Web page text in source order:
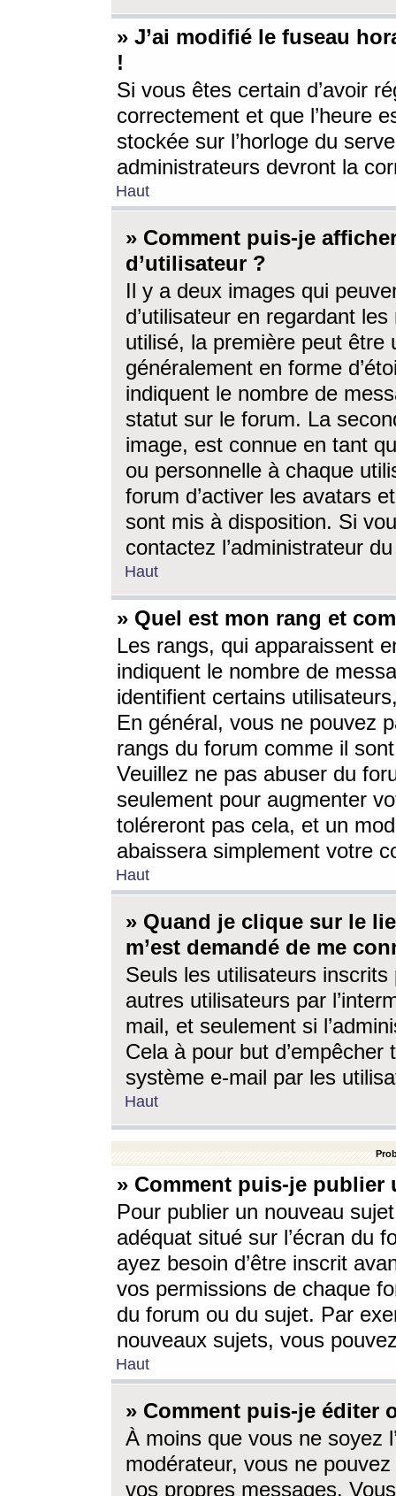
» J’ai modifié le fuseau
!
Si vous êtes certain d’avoir
correctement et que l’heure
stockée sur l’horloge du
administrateurs devront la
Haut
» Comment puis-je
d’utilisateur ?
Il y a deux images qui
d’utilisateur en regardant
utilisé, la première peut être
généralement en forme
indiquent le nombre de
statut sur le forum. La
image, est connue en tant
ou personnelle à chaque
forum d’activer les avatars
sont mis à disposition. Si
contactez l’administrateur
Haut
» Quel est mon rang et
Les rangs, qui apparaissent
indiquent le nombre de
identifient certains
En général, vous ne pouvez
rangs du forum comme il
Veuillez ne pas abuser du
seulement pour augmenter
toléreront pas cela, et un
abaissera simplement votre
Haut
» Quand je clique sur le
m’est demandé de me
Seuls les utilisateurs
autres utilisateurs par
mail, et seulement si
Cela à pour but
système e-mail par les
Haut
» Comment puis-je
Pour publier un nouveau
adéquat situé sur l’écran du
ayez besoin d’être inscrit
vos permissions de chaque
du forum ou du sujet. Par
nouveaux sujets, vous
Haut
» Comment puis-je éditer
À moins que vous ne soyez
modérateur, vous ne
vos propres messages.